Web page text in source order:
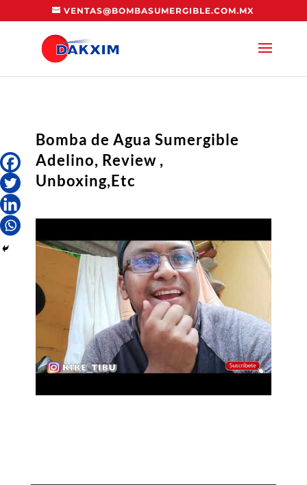
VENTAS@BOMBASUMERGIBLE.COM.MX
Bomba de Agua Sumergible
Adelino, Review ,
Unboxing,Etc